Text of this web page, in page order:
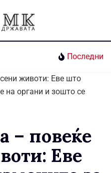
Последни
– повеќе
Eве